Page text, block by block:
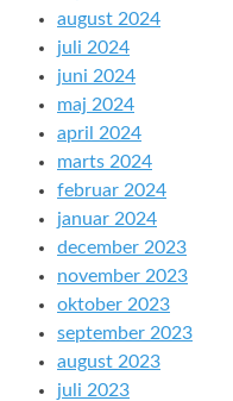
august 2024
juli 2024
juni 2024
maj 2024
april 2024
marts 2024
februar 2024
januar 2024
december 2023
november 2023
oktober 2023
september 2023
august 2023
juli 2023